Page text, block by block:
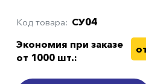
Код товара
СУ04
Экономия при заказе
от 1000 шт.: